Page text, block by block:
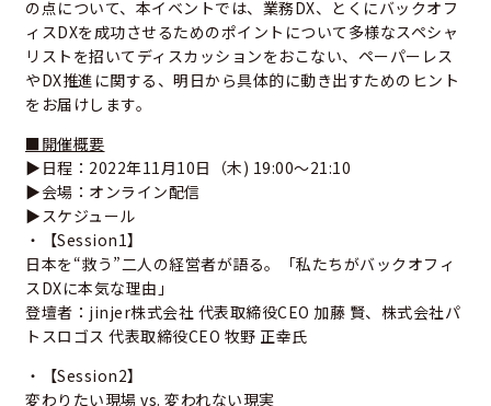
の点について、本イベントでは、業務DX、とくにバックオフ
ィスDXを成功させるためのポイントについて多様なスペシャ
リストを招いてディスカッションをおこない、ペーパーレス
やDX推進に関する、明日から具体的に動き出すためのヒント
をお届けします。
■開催概要
▶日程：2022年11月10日（木) 19:00～21:10
▶会場：オンライン配信
▶スケジュール
・【Session1】
日本を“救う”二人の経営者が語る。「私たちがバックオフィ
スDXに本気な理由」
登壇者：jinjer株式会社 代表取締役CEO 加藤 賢、株式会社パ
トスロゴス 代表取締役CEO 牧野 正幸氏
・【Session2】
変わりたい現場 vs. 変われない現実